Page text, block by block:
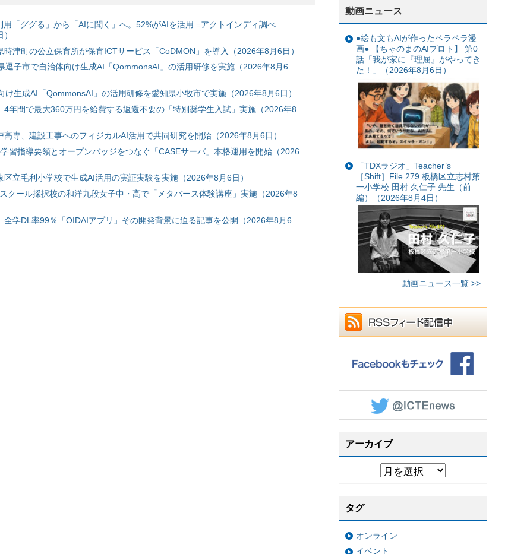
用「ググる」から「AIに聞く」へ。52%がAIを活用 =アクトインディ調べ
時津町の公立保育所が保育ICTサービス「CoDMON」を導入（2026年8月6日）
逗子市で自治体向け生成AI「QommonsAI」の活用研修を実施（2026年8月6
け生成AI「QommonsAI」の活用研修を愛知県小牧市で実施（2026年8月6日）
4年間で最大360万円を給費する返還不要の「特別奨学生入試」実施（2026年8
高専、建設工事へのフィジカルAI活用で共同研究を開始（2026年8月6日）
習指導要領とオープンバッジをつなぐ「CASEサーバ」本格運用を開始（2026
区立毛利小学校で生成AI活用の実証実験を実施（2026年8月6日）
クール採択校の和洋九段女子中・高で「メタバース体験講座」実施（2026年8
全学DL率99％「OIDAIアプリ」その開発背景に迫る記事を公開（2026年8月6
動画ニュース
●絵も文もAIが作ったペラペラ漫
画● 【ちゃのまのAIプロト】 第0
話「我が家に『理屈』がやってき
た！」（2026年8月6日）
「TDXラジオ」Teacher’s
［Shift］File.279 板橋区立志村第
一小学校 田村 久仁子 先生（前
編）（2026年8月4日）
動画ニュース一覧 >>
アーカイブ
タグ
オンライン
イベント